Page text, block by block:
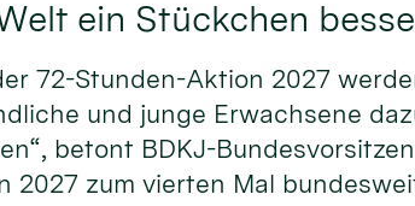
ein Stückchen
72-Stunden-Aktion 2027
und junge Erwachsene
betont BDKJ-
2027 zum vierten Mal